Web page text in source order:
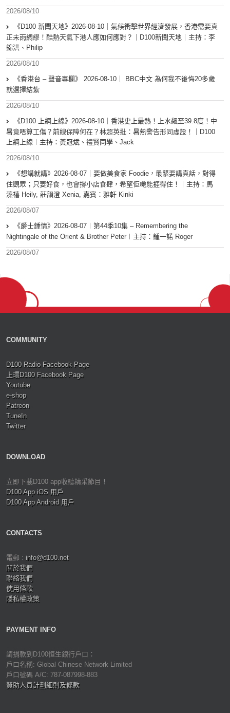
2026/08/10
《D100 新聞天地》2026-08-10｜氣候衝擊世界經濟發展，香港需要真
正未雨綢繆！酷熱天氣下港人應如何應對？｜D100新聞天地｜主持：李
錦洪、Philip
2026/08/10
《香港台 – 聲音專欄》 2026-08-10｜ BBC中文 為何我不後悔20多歲
就選擇結紮
2026/08/10
《D100 上綱上線》2026-08-10｜香港史上最熱！上水飆至39.8度！中
暑竟唔算工傷？前線保障何在？林超英批：暑熱警告形同虛設！｜D100
上綱上線︱主持：黃冠斌、禮賢同學、Jack
2026/08/10
《想講就講》2026-08-07｜要做美食家 Foodie，最緊要講真話，對得
住觀眾；只要好食，也會撐小店食肆，希望佢哋能捱得住！｜主持：馬
溱禧 Heily, 莊韻澄 Xenia, 嘉賓：雅軒 Kinki
2026/08/07
《爵士鍾情》2026-08-07︱第44季10集 – Remembering the
Nightingale of the Orient & Brother Peter︱主持：鍾一諾 Roger
2026/08/07
COMMUNITY
D100 Radio Facebook Page
上環D100 Facebook Page
Youtube
e-shop
Patreon
TuneIn
Twitter
DOWNLOAD
立即下載D100 app收聽精采節目！
D100 App iOS 用戶
D100 App Android 用戶
CONTACTS
電郵 : info@d100.net
關於我們
聯絡我們
使用條款
隱私權政策
PAYMENT INFO
請捐款到D100恒生銀行戶口：
戶口名稱: Global Chinese Network Limited
戶口號碼 A/C: 787-087998-883
贊助人員計劃細則及條款